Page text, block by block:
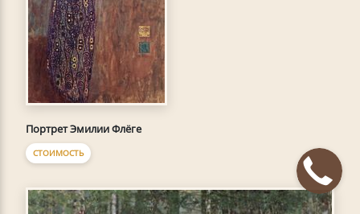
Портрет Эмилии Флёге
СТОИМОСТЬ